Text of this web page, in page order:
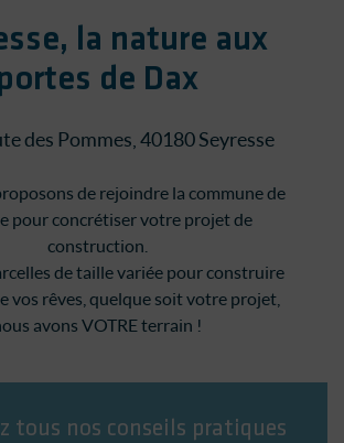
la nature aux
de Dax
des Pommes, 40180 Seyresse
de rejoindre la commune de
pour concrétiser votre projet de
construction.
de taille variée pour construire
vos rêves, quelque soit votre projet,
avons VOTRE terrain !
tous nos conseils pratiques